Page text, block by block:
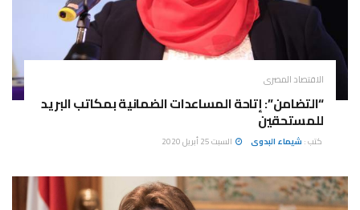
الاقتصاد المصرى
“التضامن”: إتاحة المساعدات الضمانية بمكاتب البريد
للمستحقين
كتب : شيماء البدوى السبت 25 أبريل 2020